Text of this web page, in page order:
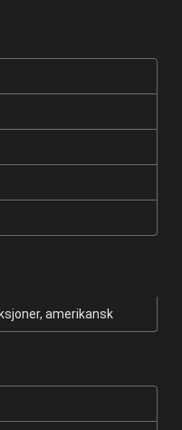
amerikansk